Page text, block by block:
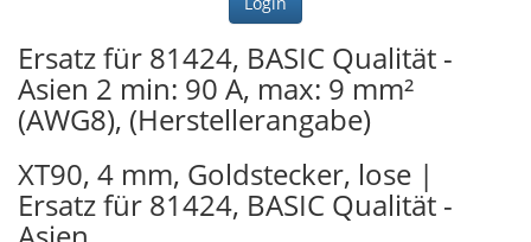
Ersatz für 81424, BASIC Qualität -
Asien 2 min: 90 A, max: 9 mm²
(AWG8), (Herstellerangabe)
XT90, 4 mm, Goldstecker, lose |
Ersatz für 81424, BASIC Qualität -